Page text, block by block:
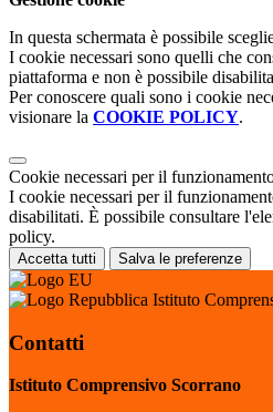
In questa schermata è possibile
I cookie necessari sono quelli che
piattaforma e non è possibile
Per conoscere quali sono i cookie
visionare la COOKIE POLICY.
Cookie necessari per il
I cookie necessari per il
disabilitati. È possibile consultare
policy.
Accetta tutti Salva le preferenze
Istituto
Contatti
Istituto Comprensivo Scorrano